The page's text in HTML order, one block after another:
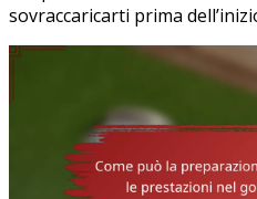
sovraccaricarti prima